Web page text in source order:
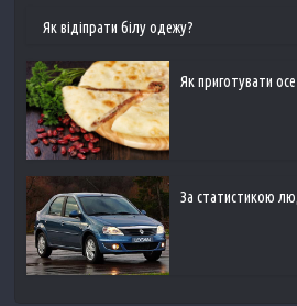
Як відіпрати білу одежу?
Як приготувати
За статистикою